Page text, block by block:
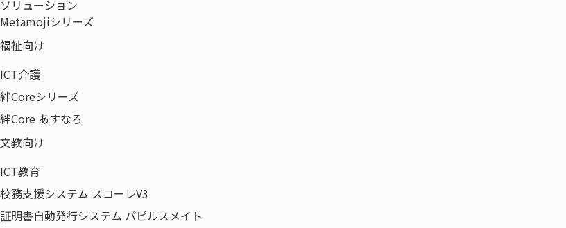
ソリューション
Metamojiシリーズ
福祉向け
ICT介護
絆Coreシリーズ
絆Core あすなろ
文教向け
ICT教育
校務支援システム スコーレV3
証明書自動発行システム パピルスメイト
ライフサイクルマネジメント
ソリューション
事例紹介
特集
企業情報
代表あいさつ
経営理念・事業ドメイン
会社概要
会社沿革
組織図・役員一覧